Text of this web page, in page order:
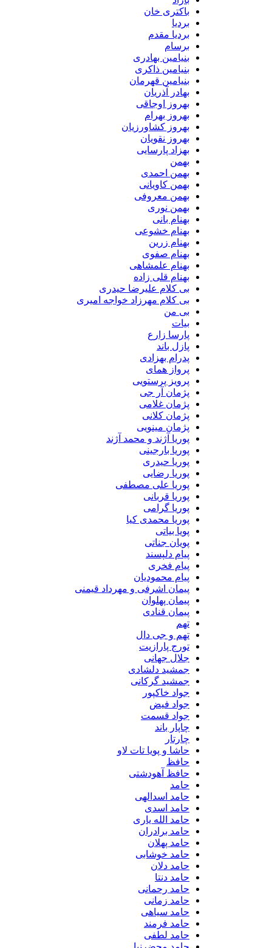
باکتری خان
بردیا
بردیا مقدم
برسام
بنیامین بهادری
بنیامین ذاکری
بنیامین قهرمان
بهادر آذریان
بهروز اوجاقی
بهروز بهرام
بهروز کشاورزیان
بهروز نقویان
بهزاد پارسایی
بهمن
بهمن احمدی
بهمن کاویانی
بهمن معروفی
بهمن نوری
بهنام بانی
بهنام خشوعی
بهنام زرین
بهنام صفوی
بهنام علمشاهی
بهنام قلی زاده
بی کلام علیرضا حیدری
بی کلام مهرزاد خواجه امیری
بی من
بیات
پارسا زارع
پازل باند
پدرام بهزادی
پرواز همای
پرویز پرستویی
پژمان آر جی
پژمان غلامی
پژمان کلانی
پژمان مینویی
پوریا آژند و محمد آژند
پوریا بارجینی
پوریا حیدری
پوریا رضایی
پوریا علی مصطفی
پوریا قربانی
پوریا گرامی
پوریا محمدی کیا
پویا بیاتی
پویان جناتی
پیام دلپسند
پیام فخری
پیام محمودیان
پیمان اشرفی و مهرداد قیمنی
پیمان پهلوان
پیمان قنادی
تهم
تهم و جی دال
تورج پارازیت
جلال جهانی
جمشید دلشادی
جمشید گرکانی
جواد خاکپور
جواد فیض
جواد قسمت
چاپار باند
چارتار
حاشا و پویا تات لاو
حافظ
حافظ آهودشتی
حامد
حامد اسدالهی
حامد اسدی
حامد الله یاری
حامد برادران
حامد پهلان
حامد خوشابی
حامد دلان
حامد دنتا
حامد رحمانی
حامد زمانی
حامد سیاهی
حامد فرمند
حامد لطفی